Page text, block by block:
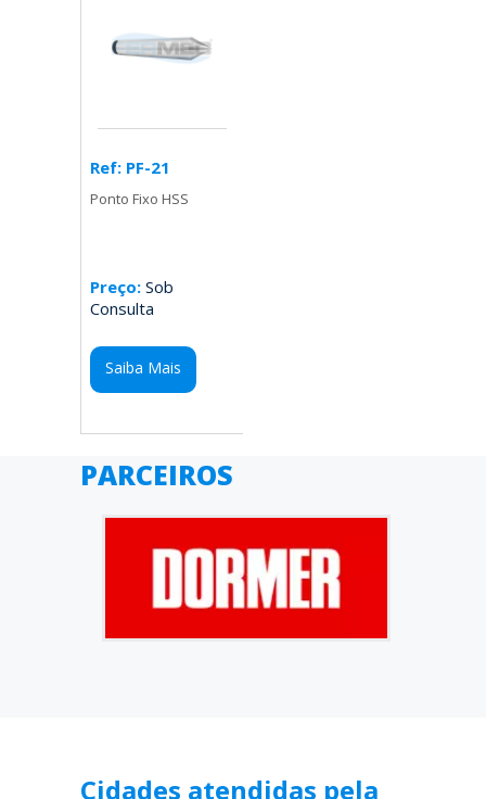
Ref: PF-21
Ponto Fixo HSS
Preço: Sob
Consulta
Saiba Mais
PARCEIROS
Cidades atendidas pela